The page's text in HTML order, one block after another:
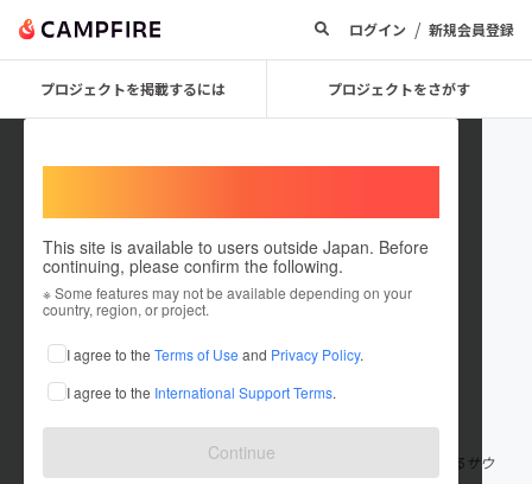
ログイン / 新規会員登録
プロジェクトを掲載するには プロジェクトをさがす
This site is available to users outside Japan. Before
continuing, please confirm the following.
※ Some features may not be available depending on your
country, region, or project.
I agree to the Terms of Use and Privacy Policy.
I agree to the International Support Terms.
Continue
tsunagaru_sauna_3
これまでに1件のプロジェクトを投稿しています
在住国：日本 現在地：三重県
出身国：日本 出身地：三重県
三重県若者コミュニティプロジェクトから派生した団体。 つながるサウ